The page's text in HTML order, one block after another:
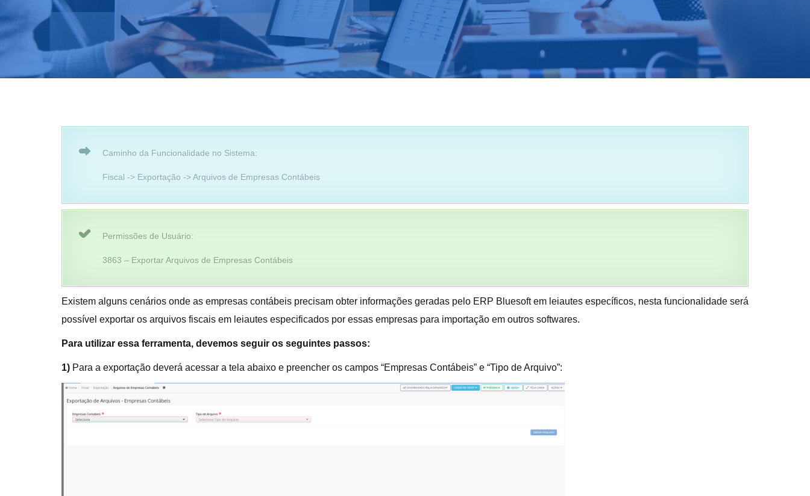
Caminho da Funcionalidade no Sistema:
Fiscal -> Exportação -> Arquivos de Empresas Contábeis
Permissões de Usuário:
3863 – Exportar Arquivos de Empresas Contábeis
Existem alguns cenários onde as empresas contábeis precisam obter informações geradas pelo ERP Bluesoft em leiautes específicos, nesta funcionalidade será
possível exportar os arquivos fiscais em leiautes especificados por essas empresas para importação em outros softwares.
Para utilizar essa ferramenta, devemos seguir os seguintes passos:
1) Para a exportação deverá acessar a tela abaixo e preencher os campos “Empresas Contábeis” e “Tipo de Arquivo”: